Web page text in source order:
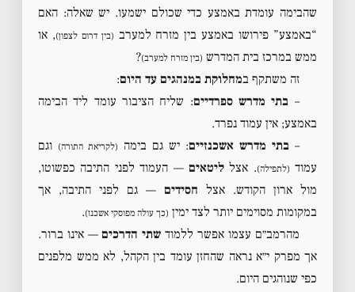
שהבימה עומדת באמצע כדי שכולם ישמעו. יש שאלה: האם
“באמצע” פירושו באמצע בין מזרח למערב (בין דרום לצפון), או
ממש במרכז בית המדרש (בין מזרח למערב)?
זה משתקף במחלוקת במנהגים עד היום:
– בתי מדרש ספרדיים: שליח הציבור עומד ליד הבימה
באמצע; אין עמוד נפרד.
–בתי מדרש אשכנזיים: יש גם בימה (לקריאת התורה) וגם
עמוד (לתפילה). אצלליטאים — העמוד לפני התיבה כפשוטו,
מול ארון הקודש. אצל חסידים — גם לפני התיבה, אך
במקומות מסוימים יותר לצד ימין (כך עולה מפוסקי אשכנז).
מהרמב״ם עצמו אפשר ללמוד שתי הדרכים— אינו ברור.
אך מפרק י״א נראה שהחזן עומד בין הקהל, לא ממש מלפנים
כפי שנוהגים היום.